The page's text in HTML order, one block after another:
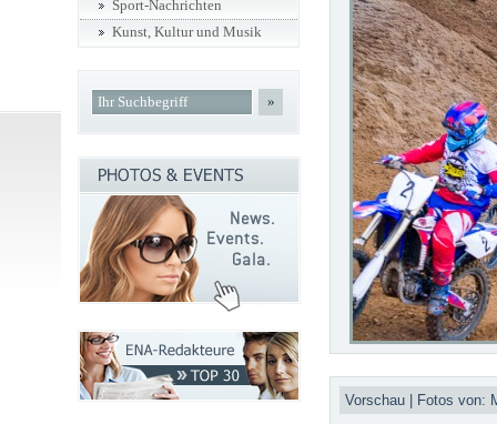
Vorschau | Fotos von:
Sport-Nachrichten
Kunst, Kultur und Musik
»